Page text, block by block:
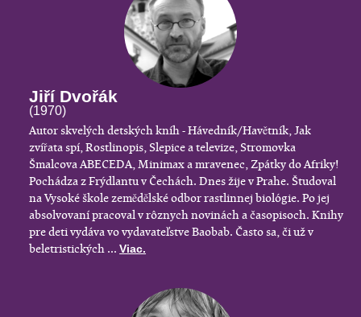
Jiří Dvořák
(1970)
Autor skvelých detských kníh - Hávedník/Havětník, Jak
zvířata spí, Rostlinopis, Slepice a televize, Stromovka
Šmalcova ABECEDA, Minimax a mravenec, Zpátky do Afriky!
Pochádza z Frýdlantu v Čechách. Dnes žije v Prahe. Študoval
na Vysoké škole zemědělské odbor rastlinnej biológie. Po jej
absolvovaní pracoval v rôznych novinách a časopisoch. Knihy
pre deti vydáva vo vydavateľstve Baobab. Často sa, či už v
beletristických ...Viac.